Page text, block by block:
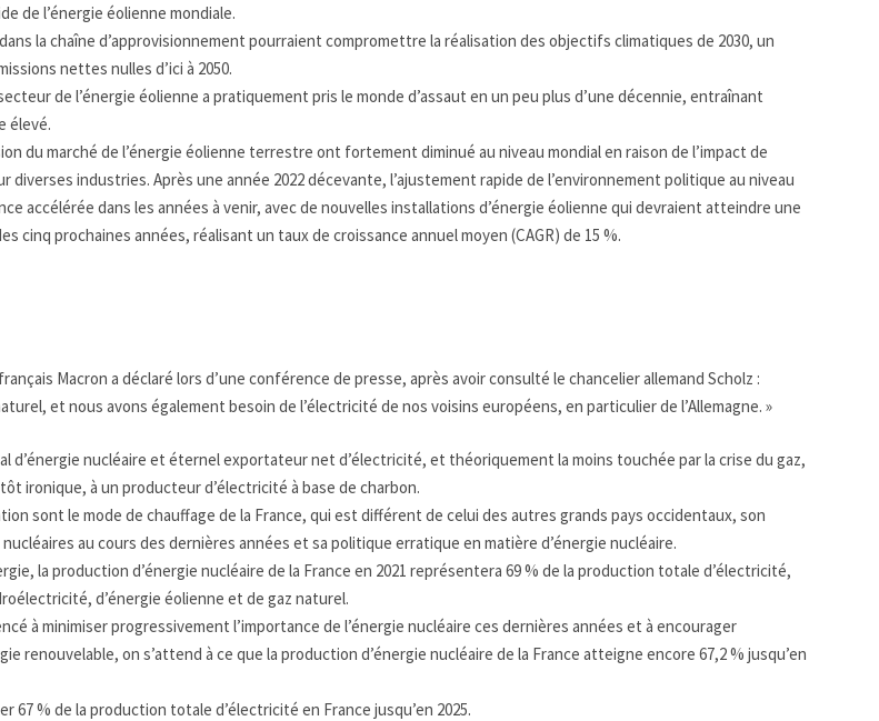
de l’énergie éolienne mondiale.
la chaîne d’approvisionnement pourraient compromettre la réalisation des objectifs climatiques de 2030, un
nettes nulles d’ici à 2050.
de l’énergie éolienne a pratiquement pris le monde d’assaut en un peu plus d’une décennie, entraînant
élevé.
du marché de l’énergie éolienne terrestre ont fortement diminué au niveau mondial en raison de l’impact de
diverses industries. Après une année 2022 décevante, l’ajustement rapide de l’environnement politique au niveau
accélérée dans les années à venir, avec de nouvelles installations d’énergie éolienne qui devraient atteindre une
cinq prochaines années, réalisant un taux de croissance annuel moyen (CAGR) de 15 %.
Macron a déclaré lors d’une conférence de presse, après avoir consulté le chancelier allemand Scholz :
et nous avons également besoin de l’électricité de nos voisins européens, en particulier de l’Allemagne. »
d’énergie nucléaire et éternel exportateur net d’électricité, et théoriquement la moins touchée par la crise du gaz,
ironique, à un producteur d’électricité à base de charbon.
sont le mode de chauffage de la France, qui est différent de celui des autres grands pays occidentaux, son
au cours des dernières années et sa politique erratique en matière d’énergie nucléaire.
la production d’énergie nucléaire de la France en 2021 représentera 69 % de la production totale d’électricité,
d’énergie éolienne et de gaz naturel.
à minimiser progressivement l’importance de l’énergie nucléaire ces dernières années et à encourager
renouvelable, on s’attend à ce que la production d’énergie nucléaire de la France atteigne encore 67,2 % jusqu’en
67 % de la production totale d’électricité en France jusqu’en 2025.